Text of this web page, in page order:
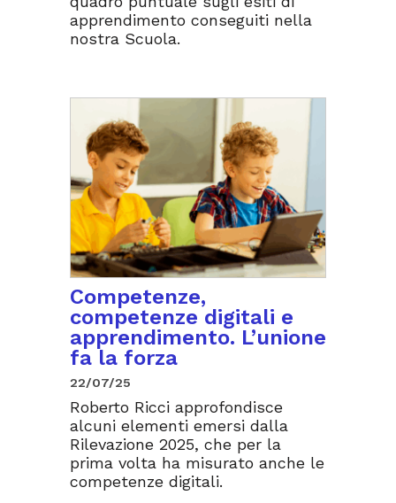
apprendimento conseguiti nella
nostra Scuola.
Competenze,
competenze digitali e
apprendimento. L’unione
fa la forza
22/07/25
Roberto Ricci approfondisce
alcuni elementi emersi dalla
Rilevazione 2025, che per la
prima volta ha misurato anche le
competenze digitali.